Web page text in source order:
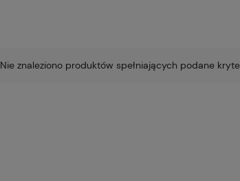
Nie znaleziono produktów spełniających podane